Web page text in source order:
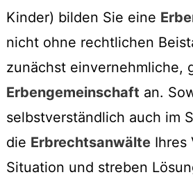
Kinder) bilden Sie eine
nicht ohne rechtlichen
zunächst einvernehmliche,
Erbengemeinschaft an.
selbstverständlich auch im
die Erbrechtsanwälte Ihres
Situation und streben